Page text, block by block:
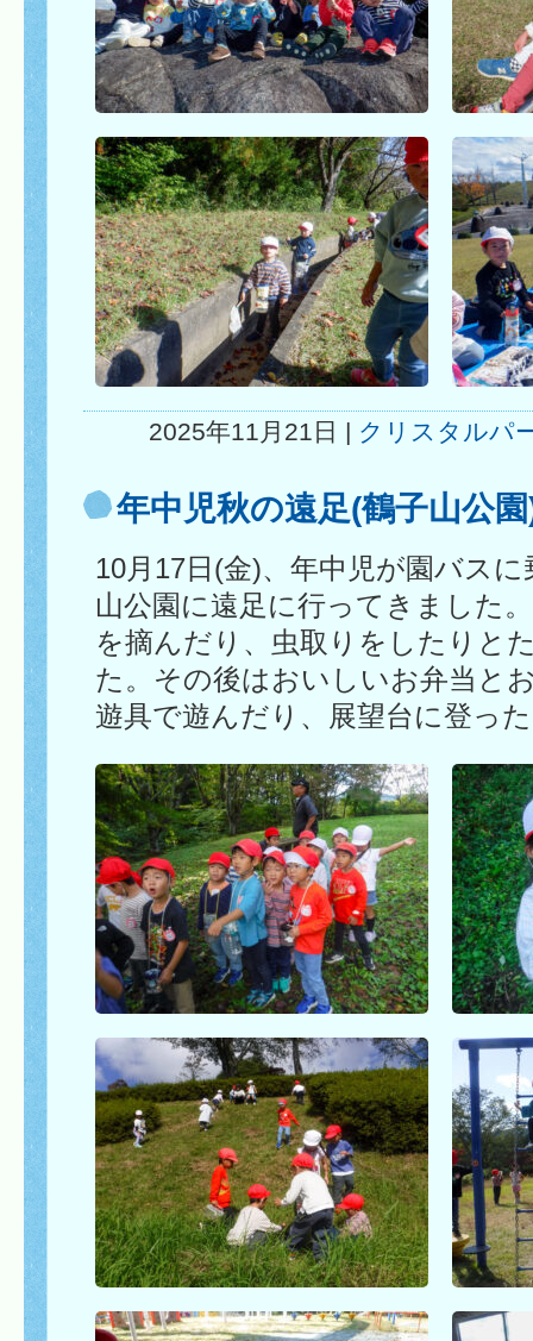
2025年11月21日 | クリスタルパ
年中児秋の遠足(鶴子山公
10月17日(金)、年中児が園バス
山公園に遠足に行ってきました
を摘んだり、虫取りをしたりと
た。その後はおいしいお弁当と
遊具で遊んだり、展望台に登っ